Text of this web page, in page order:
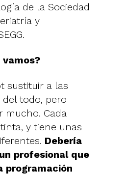
de la Sociedad
y
vamos?
sustituir a las
del todo, pero
mucho. Cada
y tiene unas
Debería
profesional que
programación